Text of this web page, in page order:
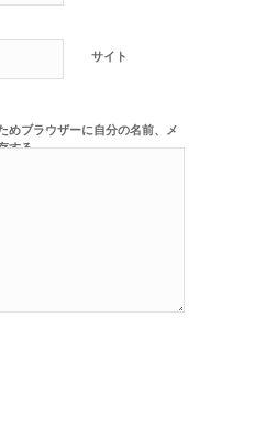
サイト
めブラウザーに自分の名前、メ
する。